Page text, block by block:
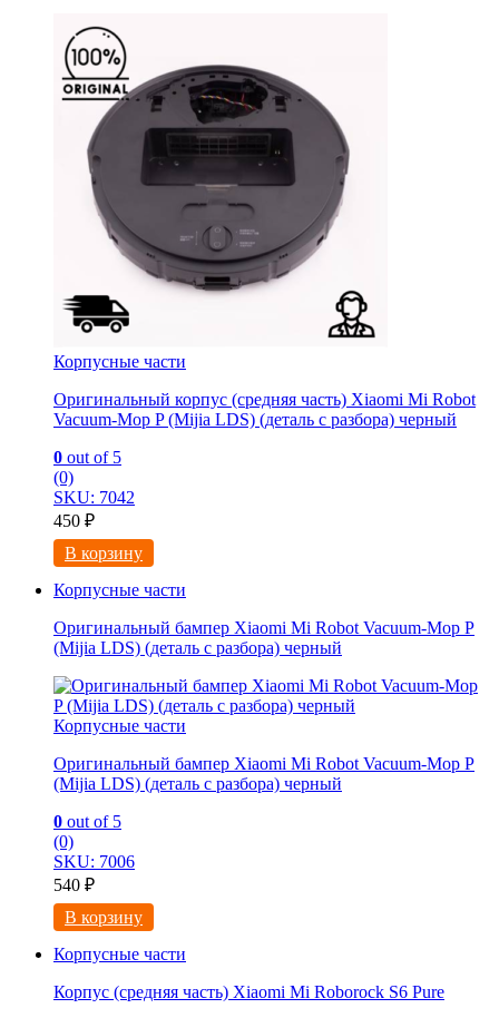
Корпусные части
Оригинальный корпус (средняя часть) Xiaomi Mi Robot
Vacuum-Mop P (Mijia LDS) (деталь с разбора) черный
0 out of 5
(0)
SKU: 7042
450 ₽
В корзину
Корпусные части
Оригинальный бампер Xiaomi Mi Robot Vacuum-Mop P
(Mijia LDS) (деталь с разбора) черный
Корпусные части
Оригинальный бампер Xiaomi Mi Robot Vacuum-Mop P
(Mijia LDS) (деталь с разбора) черный
0 out of 5
(0)
SKU: 7006
540 ₽
В корзину
Корпусные части
Корпус (средняя часть) Xiaomi Mi Roborock S6 Pure